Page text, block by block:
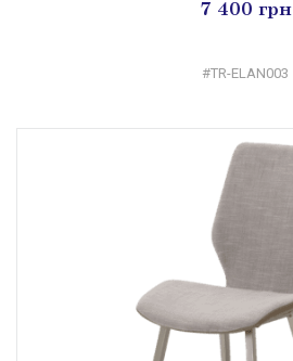
7 400 грн
#TR-ELAN003